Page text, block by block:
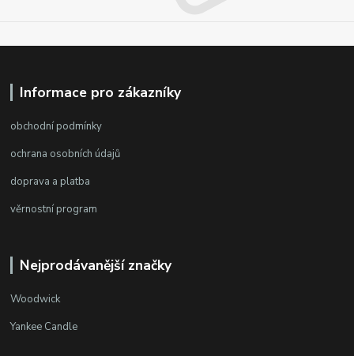
Informace pro zákazníky
obchodní podmínky
ochrana osobních údajů
doprava a platba
věrnostní program
Nejprodávanější značky
Woodwick
Yankee Candle